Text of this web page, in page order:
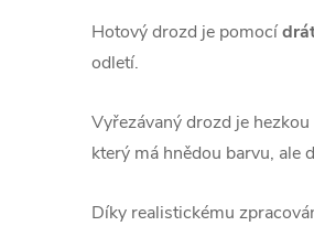
Hotový drozd je pomocí
odletí.
Vyřezávaný drozd je
který má hnědou barvu, ale
Díky realistickému